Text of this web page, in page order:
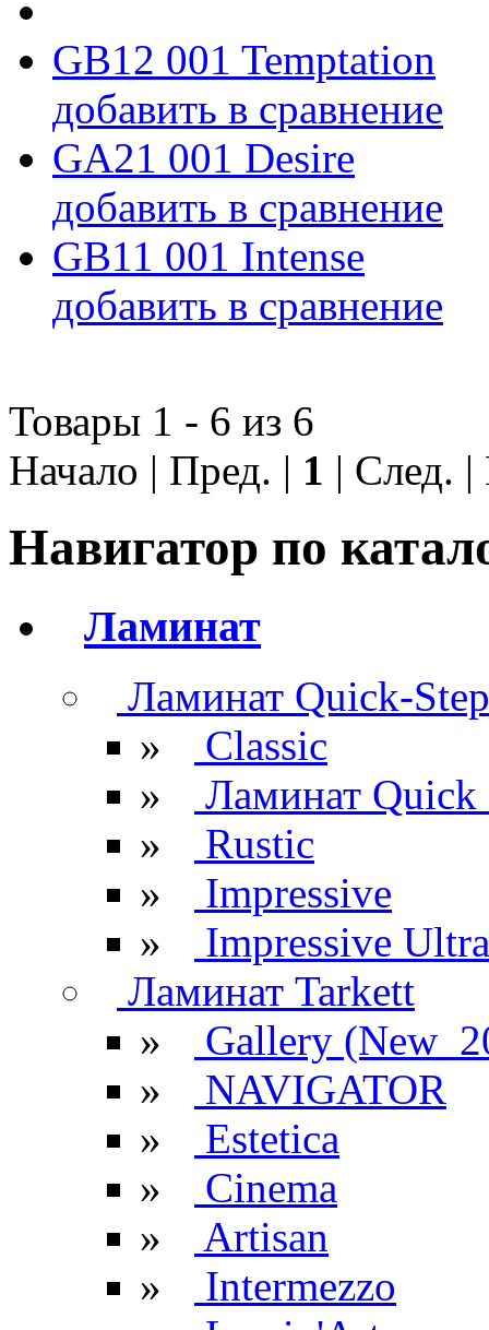
GB12 001 Temptation
добавить в сравнение
GA21 001 Desire
добавить в сравнение
GB11 001 Intense
добавить в сравнение
Товары 1 - 6 из 6
Начало | Пред. | 1 | След.
Навигатор по
Ламинат
Ламинат Quick-Step
»
Classic
»
Ламинат Quick
»
Rustic
»
Impressive
»
Impressive Ultra
Ламинат Tarkett
»
Gallery
»
NAVIGATOR
»
Estetica
»
Cinema
»
Artisan
»
Intermezzo